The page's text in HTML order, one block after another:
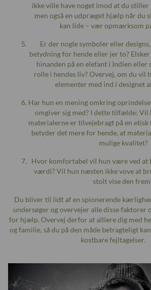
ikke ville have noget imod at du stiller
men også en udpræget hjælp når du
kan lide – vær opmærksom
Er der nogle symboler eller
betydning for hende eller jer to?
hinanden på en elefant i Indien eller
rolle i hendes liv? Overvej, om du vil
elementer med ind i designet
Har hun en mening omkring
omgiver sig med? I dette tilfælde: Vil
materialerne er tilvejebragt på en etisk
betyder det mere for hende, at
mulige kvalitet?
Hvor komfortabel vil hun være ved at
værdi? Vil hun næsten ikke vove at
stolt vise den
Du bliver til lidt af en spionerende
undersøger og overvejer alle disse faktorer
for hjælp. Overvej derfor at alliere dig med
og familie, så du på den måde betragteligt
kostbare fejltagelser.